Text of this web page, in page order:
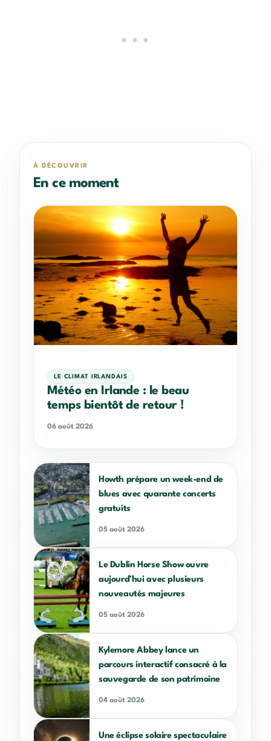
À DÉCOUVRIR
En ce moment
LE CLIMAT IRLANDAIS
Météo en Irlande : le beau
temps bientôt de retour !
06 août 2026
Howth prépare un week-end de
blues avec quarante concerts
gratuits
05 août 2026
Le Dublin Horse Show ouvre
aujourd’hui avec plusieurs
nouveautés majeures
05 août 2026
Kylemore Abbey lance un
parcours interactif consacré à la
sauvegarde de son patrimoine
04 août 2026
Une éclipse solaire spectaculaire